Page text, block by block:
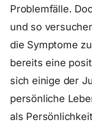
Problemfälle.
und so
die Symptome
bereits eine
sich einige der
persönliche
als